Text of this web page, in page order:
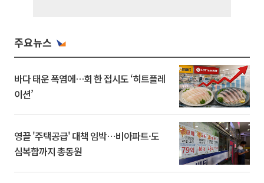
주요뉴스
바다 태운 폭염에…회 한 접시도 ‘히트플레
이션’
영끌 '주택공급' 대책 임박⋯비아파트·도
심복합까지 총동원